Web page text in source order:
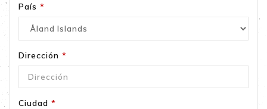
País *
Dirección *
Ciudad *